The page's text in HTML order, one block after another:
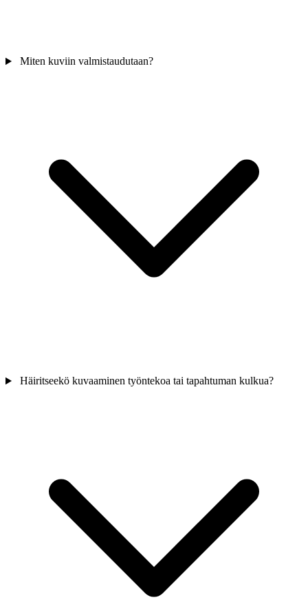
Miten kuviin valmistaudutaan?
Häiritseekö kuvaaminen työntekoa tai tapahtuman kulkua?